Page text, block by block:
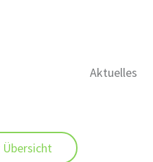
Aktuelles
Übersicht